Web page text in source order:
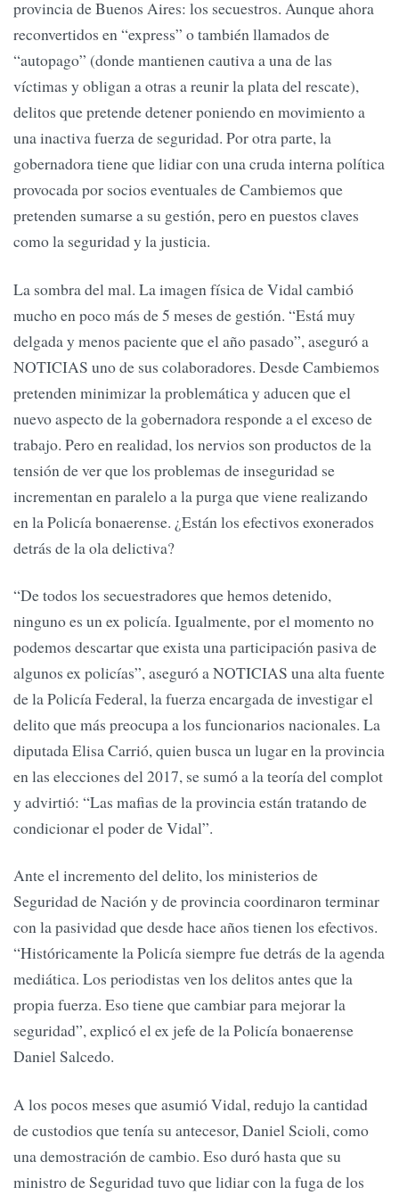
provincia de Buenos Aires: los secuestros. Aunque ahora
reconvertidos en “express” o también llamados de
“autopago” (donde mantienen cautiva a una de las
víctimas y obligan a otras a reunir la plata del rescate),
delitos que pretende detener poniendo en movimiento a
una inactiva fuerza de seguridad. Por otra parte, la
gobernadora tiene que lidiar con una cruda interna política
provocada por socios eventuales de Cambiemos que
pretenden sumarse a su gestión, pero en puestos claves
como la seguridad y la justicia.
La sombra del mal. La imagen física de Vidal cambió
mucho en poco más de 5 meses de gestión. “Está muy
delgada y menos paciente que el año pasado”, aseguró a
NOTICIAS uno de sus colaboradores. Desde Cambiemos
pretenden minimizar la problemática y aducen que el
nuevo aspecto de la gobernadora responde a el exceso de
trabajo. Pero en realidad, los nervios son productos de la
tensión de ver que los problemas de inseguridad se
incrementan en paralelo a la purga que viene realizando
en la Policía bonaerense. ¿Están los efectivos exonerados
detrás de la ola delictiva?
“De todos los secuestradores que hemos detenido,
ninguno es un ex policía. Igualmente, por el momento no
podemos descartar que exista una participación pasiva de
algunos ex policías”, aseguró a NOTICIAS una alta fuente
de la Policía Federal, la fuerza encargada de investigar el
delito que más preocupa a los funcionarios nacionales. La
diputada Elisa Carrió, quien busca un lugar en la provincia
en las elecciones del 2017, se sumó a la teoría del complot
y advirtió: “Las mafias de la provincia están tratando de
condicionar el poder de Vidal”.
Ante el incremento del delito, los ministerios de
Seguridad de Nación y de provincia coordinaron terminar
con la pasividad que desde hace años tienen los efectivos.
“Históricamente la Policía siempre fue detrás de la agenda
mediática. Los periodistas ven los delitos antes que la
propia fuerza. Eso tiene que cambiar para mejorar la
seguridad”, explicó el ex jefe de la Policía bonaerense
Daniel Salcedo.
A los pocos meses que asumió Vidal, redujo la cantidad
de custodios que tenía su antecesor, Daniel Scioli, como
una demostración de cambio. Eso duró hasta que su
ministro de Seguridad tuvo que lidiar con la fuga de los